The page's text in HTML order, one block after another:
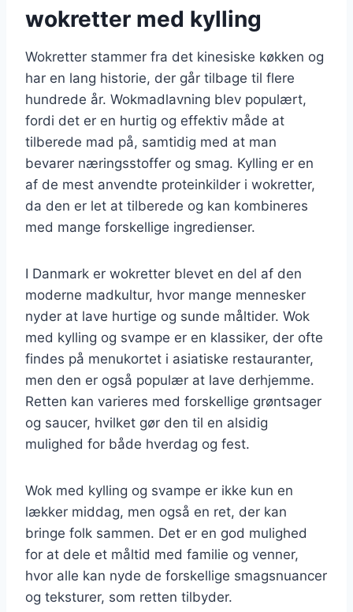
wokretter med kylling
Wokretter stammer fra det kinesiske køkken og
har en lang historie, der går tilbage til flere
hundrede år. Wokmadlavning blev populært,
fordi det er en hurtig og effektiv måde at
tilberede mad på, samtidig med at man
bevarer næringsstoffer og smag. Kylling er en
af de mest anvendte proteinkilder i wokretter,
da den er let at tilberede og kan kombineres
med mange forskellige ingredienser.
I Danmark er wokretter blevet en del af den
moderne madkultur, hvor mange mennesker
nyder at lave hurtige og sunde måltider. Wok
med kylling og svampe er en klassiker, der ofte
findes på menukortet i asiatiske restauranter,
men den er også populær at lave derhjemme.
Retten kan varieres med forskellige grøntsager
og saucer, hvilket gør den til en alsidig
mulighed for både hverdag og fest.
Wok med kylling og svampe er ikke kun en
lækker middag, men også en ret, der kan
bringe folk sammen. Det er en god mulighed
for at dele et måltid med familie og venner,
hvor alle kan nyde de forskellige smagsnuancer
og teksturer, som retten tilbyder.